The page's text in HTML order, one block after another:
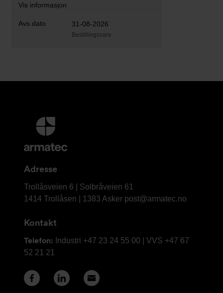
31-08-2026
Bestillingsvare
Mer
informasjon
og
Adresse
Armatec
AS
Trollåsveien 6 | Solbråveien 61
1414 Trollåsen | 1383 Asker post@armatec.no
Kontakt
Telefon: Industri +47 23 24 55 00 | VVS +47 67
52 21 21